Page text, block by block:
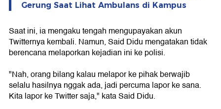
Gerung Saat Lihat Ambulans di Kampus
Saat ini, ia mengaku tengah mengupayakan akun
Twitternya kembali. Namun, Said Didu mengatakan tidak
berencana melaporkan kejadian ini ke polisi.
"Nah, orang bilang kalau melapor ke pihak berwajib
selalu hasilnya nggak ada, jadi percuma lapor ke sana.
Kita lapor ke Twitter saja," kata Said Didu.